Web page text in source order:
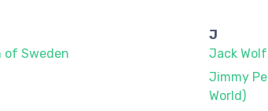
of Sweden
J
Jack
Jimmy
World)